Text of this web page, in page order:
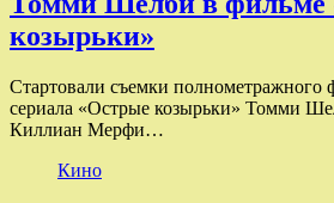
козырьки»
Стартовали съемки полнометражного
сериала «Острые козырьки» Томми
Киллиан Мерфи…
Кино